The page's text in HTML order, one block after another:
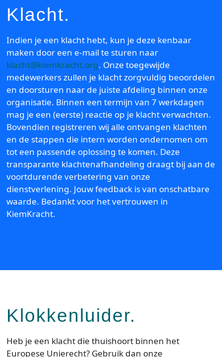
Klacht.
Indien je een klacht hebt, kun je deze kenbaar
maken door een e-mail te sturen naar
klacht@kiemkracht.org. Onze toegewijde
medewerkers zullen je klacht zorgvuldig beoordelen
en doorsturen naar de juiste afdeling binnen onze
organisatie. Binnen een termijn van 7 werkdagen
mag je een (eerste) reactie op je klacht verwachten.
Bovendien registreren wij alle ontvangen klachten
en de stappen die intern worden ondernomen om
tot een passende oplossing te komen. Deze
transparante klachtenafhandeling draagt bij aan de
voortdurende verbetering van onze
dienstverlening. Jouw feedback is van onschatbare
waarde. Bedankt voor het vertrouwen in
KiemKracht.
Klokkenluider.
Heb je een klacht die thuishoort binnen het
Europese Unierecht? Gebruik dan onze